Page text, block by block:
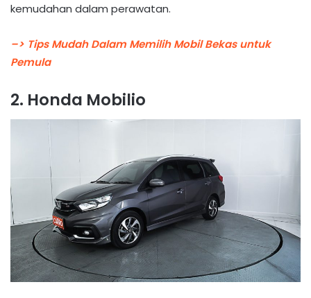
kemudahan dalam perawatan.
–> Tips Mudah Dalam Memilih Mobil Bekas untuk
Pemula
2. Honda Mobilio